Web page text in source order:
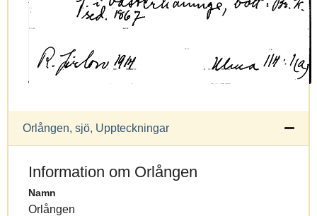
Orlången, sjö, Uppteckningar
Information om Orlången
Namn
Orlången